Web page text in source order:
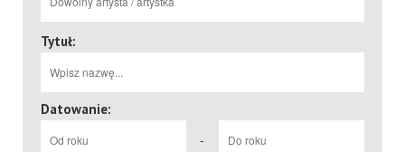
Tytuł:
Datowanie:
-